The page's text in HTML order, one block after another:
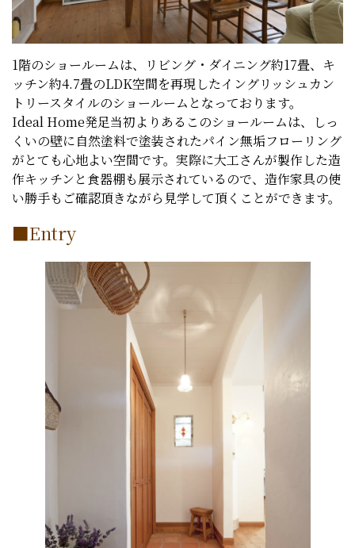
1階のショールームは、リビング・ダイニング約17畳、キ
ッチン約4.7畳のLDK空間を再現したイングリッシュカン
トリースタイルのショールームとなっております。
Ideal Home発足当初よりあるこのショールームは、しっ
くいの壁に自然塗料で塗装されたパイン無垢フローリング
がとても心地よい空間です。実際に大工さんが製作した造
作キッチンと食器棚も展示されているので、造作家具の使
い勝手もご確認頂きながら見学して頂くことができます。
■Entry